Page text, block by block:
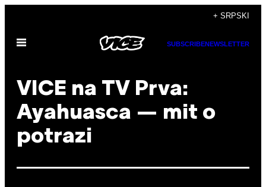
садржај
+ SRPSKI
Otvori
SUBSCRIBENEWSLETTER
VICE na TV Prva:
Ayahuasca — mit o
potrazi